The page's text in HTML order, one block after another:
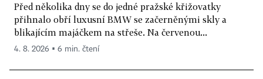
Před několika dny se do jedné pražské křižovatky
přihnalo obří luxusní BMW se začerněnými skly a
blikajícím majáčkem na střeše. Na červenou...
4. 8. 2026 ▪ 6 min. čtení